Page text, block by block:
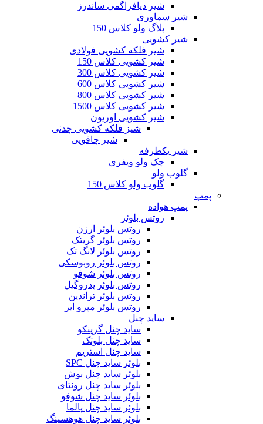
شیر دیافراگمی ساندرز
شیر سماوری
پلاگ ولو کلاس 150
شیر کشویی
شیر فلکه کشویی فولادی
شیر کشویی کلاس 150
شیر کشویی کلاس 300
شیر کشویی کلاس 600
شیر کشویی کلاس 800
شیر کشویی کلاس 1500
شیر کشویی اوریون
شیز فلکه کشویی چدنی
شیر چاقویی
شیر یکطرفه
چک ولو ویفری
گلوب ولو
گلوب ولو کلاس 150
پمپ
پمپ هواده
روتس بلوئر
روتس بلوئر ارزن
روتس بلوئر گریتک
روتس بلوئر لانگ تک
روتس بلوئر روبوسکی
روتس بلوئر شوفو
روتس بلوئر پدروگیل
روتس بلوئر تراندین
روتس بلوئر مپرو ایر
ساید چنل
ساید چنل گرینکو
ساید چنل بلوتک
ساید چنل استریم
بلوئر ساید چنل SPC
بلوئر ساید چنل بوش
بلوئر ساید چنل رونتای
بلوئر ساید چنل شوفو
بلوئر ساید چنل پالما
بلوئر ساید چنل هوهسینگ